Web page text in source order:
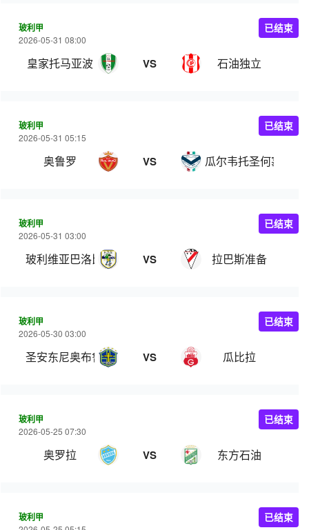
玻利甲
2026-05-31 08:00
皇家托马亚波 VS 石油独立
已结束
玻利甲
2026-05-31 05:15
奥鲁罗 VS 瓜尔韦托圣何塞
已结束
玻利甲
2026-05-31 03:00
玻利维亚巴洛比学院 VS 拉巴斯准备
已结束
玻利甲
2026-05-30 03:00
圣安东尼奥布鲁布鲁 VS 瓜比拉
已结束
玻利甲
2026-05-25 07:30
奥罗拉 VS 东方石油
已结束
玻利甲 已结束